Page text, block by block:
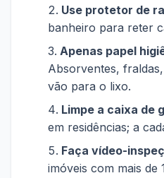
Use protetor de
banheiro para reter
Apenas papel
Absorventes,
vão para o lixo.
Limpe a caixa de
em residências; a
Faça vídeo-
imóveis com mais de